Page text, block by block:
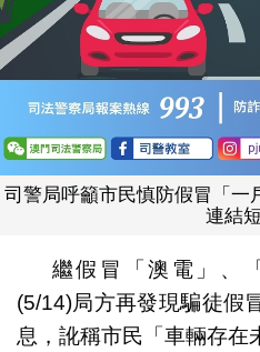
司警局呼籲市民慎防假冒「一
連結
繼假冒「澳電」、
(5/14)局方再發現騙徒假
息，訛稱市民「車輛存在